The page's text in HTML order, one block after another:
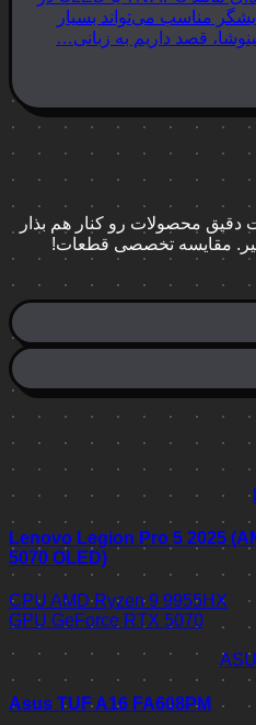
مناسب می‌تواند بسیار
قصد داریم به زبانی…
دقیق محصولات رو کنار هم بذار
مقایسه تخصصی قطعات!
Lenovo Legion Pro 5 2025
5070 OLED)
CPU AMD Ryzen 9 9955HX
GPU GeForce RTX 5070
Asus TUF A16 FA608PM